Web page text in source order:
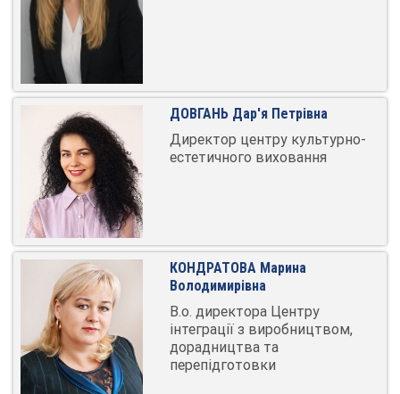
ДОВГАНЬ Дар'я Петрівна
Директор центру культурно-
естетичного виховання
КОНДРАТОВА Марина
Володимирівна
В.о. директора Центру
інтеграції з виробництвом,
дорадництва та
перепідготовки